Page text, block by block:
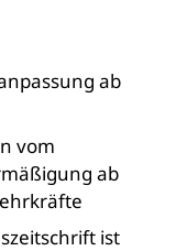
ab
vom
ab
ist